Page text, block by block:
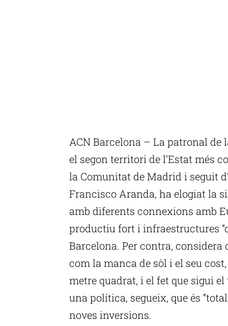
ACN Barcelona – La patronal
el segon territori de l’Estat més
la Comunitat de Madrid i seguit
Francisco Aranda, ha elogiat la
amb diferents connexions amb
productiu fort i infraestructures
Barcelona. Per contra,
com la manca de sòl i el seu
metre quadrat, i el fet que sigui
una política, segueix, que és
noves inversions.